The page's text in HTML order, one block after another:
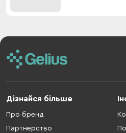
Дізнайся більше
Про бренд
Партнерство